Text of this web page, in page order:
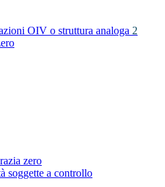
OIV o struttura analoga 2
zero
soggette a controllo